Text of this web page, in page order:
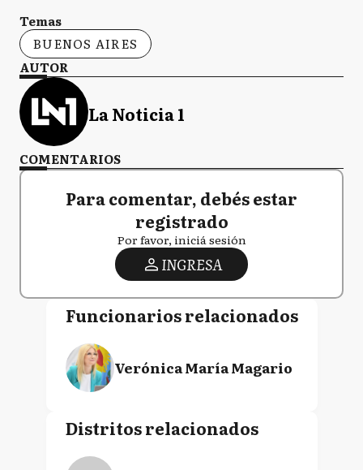
Temas
BUENOS AIRES
AUTOR
La Noticia 1
COMENTARIOS
Para comentar, debés estar
registrado
Por favor, iniciá sesión
INGRESA
Funcionarios relacionados
Verónica María Magario
Distritos relacionados